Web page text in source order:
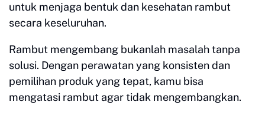
untuk menjaga bentuk dan kesehatan rambut
secara keseluruhan.
Rambut mengembang bukanlah masalah tanpa
solusi. Dengan perawatan yang konsisten dan
pemilihan produk yang tepat, kamu bisa
mengatasi rambut agar tidak mengembangkan.